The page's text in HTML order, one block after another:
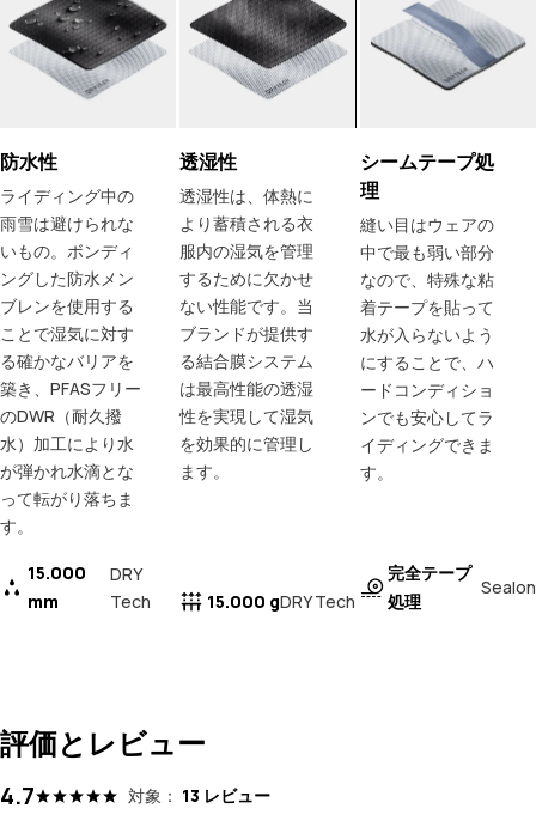
防水性
ライディング中の
雨雪は避けられな
いもの。ボンディ
ングした防水メン
ブレンを使用する
ことで湿気に対す
る確かなバリアを
築き、PFASフリー
のDWR（耐久撥
水）加工により水
が弾かれ水滴とな
って転がり落ちま
す。
15.000
mm
DRY
Tech
透湿性
透湿性は、体熱に
より蓄積される衣
服内の湿気を管理
するために欠かせ
ない性能です。当
ブランドが提供す
る結合膜システム
は最高性能の透湿
性を実現して湿気
を効果的に管理し
ます。
15.000 gDRY Tech
シームテープ処
理
縫い目はウェアの
中で最も弱い部分
なので、特殊な粘
着テープを貼って
水が入らないよう
にすることで、ハ
ードコンディショ
ンでも安心してラ
イディングできま
す。
完全テープ
処理
Sealon
評価とレビュー
4.7 対象： 13 レビュー